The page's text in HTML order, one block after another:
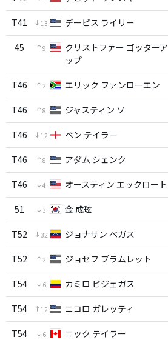
T41 13 デービス ライリー
45 9
クリストファー ゴッターア
ップ
T46 2 エリック ファンローエン
T46 8 ジャスティン ソ
T46 12 ベン テイラー
T46 8 アダム シェンク
T46 4 オースティン エックロート
51 3 金 成玹
T52 32 ジョナサン ベガス
T52 2 ジョセフ ブラムレット
T54 6 カミロ ビジェガス
T54 12 ニコロ ガレッティ
T54 6 ニック テイラー